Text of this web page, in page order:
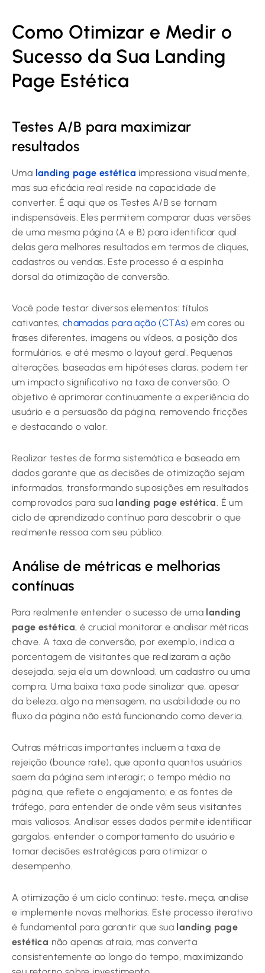
Como Otimizar e Medir o
Sucesso da Sua Landing
Page Estética
Testes A/B para maximizar
resultados
Uma landing page estética impressiona visualmente,
mas sua eficácia real reside na capacidade de
converter. É aqui que os Testes A/B se tornam
indispensáveis. Eles permitem comparar duas versões
de uma mesma página (A e B) para identificar qual
delas gera melhores resultados em termos de cliques,
cadastros ou vendas. Este processo é a espinha
dorsal da otimização de conversão.
Você pode testar diversos elementos: títulos
cativantes, chamadas para ação (CTAs) em cores ou
frases diferentes, imagens ou vídeos, a posição dos
formulários, e até mesmo o layout geral. Pequenas
alterações, baseadas em hipóteses claras, podem ter
um impacto significativo na taxa de conversão. O
objetivo é aprimorar continuamente a experiência do
usuário e a persuasão da página, removendo fricções
e destacando o valor.
Realizar testes de forma sistemática e baseada em
dados garante que as decisões de otimização sejam
informadas, transformando suposições em resultados
comprovados para sua landing page estética. É um
ciclo de aprendizado contínuo para descobrir o que
realmente ressoa com seu público.
Análise de métricas e melhorias
contínuas
Para realmente entender o sucesso de uma landing
page estética, é crucial monitorar e analisar métricas
chave. A taxa de conversão, por exemplo, indica a
porcentagem de visitantes que realizaram a ação
desejada, seja ela um download, um cadastro ou uma
compra. Uma baixa taxa pode sinalizar que, apesar
da beleza, algo na mensagem, na usabilidade ou no
fluxo da página não está funcionando como deveria.
Outras métricas importantes incluem a taxa de
rejeição (bounce rate), que aponta quantos usuários
saem da página sem interagir; o tempo médio na
página, que reflete o engajamento; e as fontes de
tráfego, para entender de onde vêm seus visitantes
mais valiosos. Analisar esses dados permite identificar
gargalos, entender o comportamento do usuário e
tomar decisões estratégicas para otimizar o
desempenho.
A otimização é um ciclo contínuo: teste, meça, analise
e implemente novas melhorias. Este processo iterativo
é fundamental para garantir que sua landing page
estética não apenas atraia, mas converta
consistentemente ao longo do tempo, maximizando